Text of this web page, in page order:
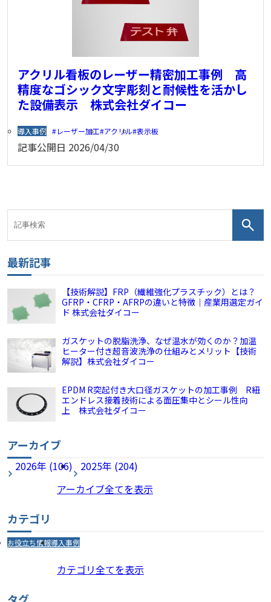
アクリル看板のレーザー精密加工事例 高
精度なゴシック文字彫刻と耐候性を活かし
た設備表示 株式会社ダイコー
導入事例 レーザー加工 アクリル 表示板
記事公開日 2026/04/30
最新記事
【技術解説】FRP（繊維強化プラスチック）とは？
GFRP・CFRP・AFRPの違いと特徴｜産業用選定ガイ
ド 株式会社ダイコー
ガスケットの脱脂洗浄、なぜ温水が効くのか？加温
ヒーター付き超音波洗浄の仕組みとメリット【技術
解説】株式会社ダイコー
EPDM R突起付き大口径ガスケットの加工事例 R紐
エンドレス接着技術による面圧集中とシール性向
上 株式会社ダイコー
アーカイブ
2026年 (106)
2025年 (204)
アーカイブ全てを表示
カテゴリ
お役立ち情報導入事例
カテゴリ全てを表示
タグ